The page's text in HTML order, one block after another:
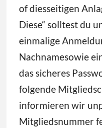
of diesseitigen
Diese“ solltest du
einmalige
Nachnamesowie
das sicheres
folgende
informieren wir
Mitgliedsnummer